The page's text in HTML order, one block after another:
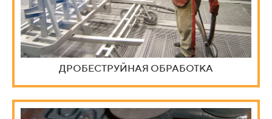
ДРОБЕСТРУЙНАЯ ОБРАБОТКА